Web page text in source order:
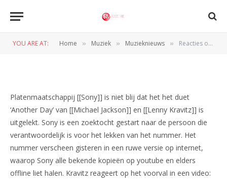
YOU ARE AT: Home » Muziek » Muzieknieuws » Reacties op uitlekken nummer Michael Jackson
Reacties op uitlekken nummer
Platenmaatschappij [[Sony]] is niet blij dat het het duet
‘Another Day’ van [[Michael Jackson]] en [[Lenny Kravitz]] is
uitgelekt. Sony is een zoektocht gestart naar de persoon die
verantwoordelijk is voor het lekken van het nummer. Het
nummer verscheen gisteren in een ruwe versie op internet,
waarop Sony alle bekende kopieën op youtube en elders
offline liet halen. Kravitz reageert op het voorval in een video: